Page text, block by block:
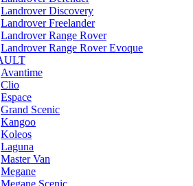
Landrover Discovery
Landrover Freelander
Landrover Range Rover
Landrover Range Rover Evoque
Avantime
Clio
Espace
Grand Scenic
Kangoo
Koleos
Laguna
Master Van
Megane